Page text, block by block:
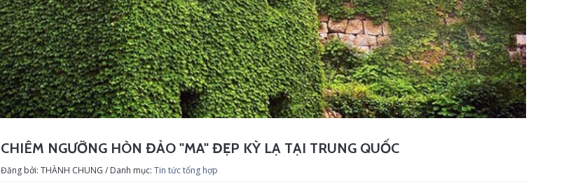
CHIÊM NGƯỠNG HÒN ĐẢO "MA" ĐẸP KỲ LẠ TẠI TRUNG QUỐC
Đăng bởi: THÀNH CHUNG / Danh mục: Tin tức tổng hợp